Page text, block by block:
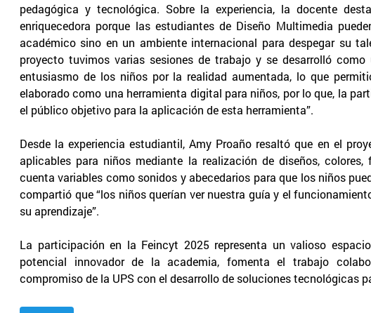
pedagógica y tecnológica. Sobre la experiencia, la docente
enriquecedora porque las estudiantes de Diseño Multimedia
académico sino en un ambiente internacional para despegar su
proyecto tuvimos varias sesiones de trabajo y se desarrolló
entusiasmo de los niños por la realidad aumentada, lo que
elaborado como una herramienta digital para niños, por lo que, la
el público objetivo para la aplicación de esta herramienta”.
Desde la experiencia estudiantil, Amy Proaño resaltó que en el
aplicables para niños mediante la realización de diseños,
cuenta variables como sonidos y abecedarios para que los niños
compartió que “los niños querían ver nuestra guía y el
su aprendizaje”.
La participación en la Feincyt 2025 representa un valioso
potencial innovador de la academia, fomenta el trabajo
compromiso de la UPS con el desarrollo de soluciones tecnológicas